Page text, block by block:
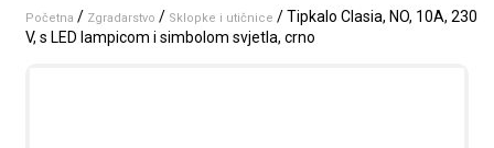
Početna / Zgradarstvo / Sklopke i utičnice / Tipkalo Clasia, NO, 10A, 230
V, s LED lampicom i simbolom svjetla, crno